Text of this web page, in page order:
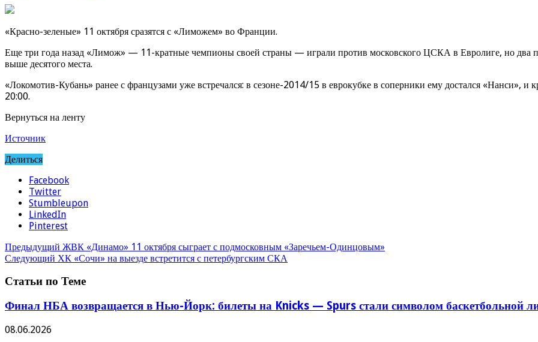
«Красно-зеленые» 11 октября сразятся с «Лиможем» во Франции.
Еще три года назад «Лимож» — 11-кратные чемпионы своей страны — играли против московского ЦСКА в Евролиге, но два
выше десятого места.
«Локомотив-Кубань» ранее с французами уже встречался: в сезоне-2014/15 в еврокубке в соперники ему достался «Нанси»,
20:00.
Вернуться на ленту
Источник
Делиться
Facebook
Twitter
Stumbleupon
LinkedIn
Pinterest
Предыдущий ЖВК «Динамо» 11 октября сыграет с подмосковным «Заречьем-Одинцовым»
Следующий ХК «Сочи» на выезде встретится с петербургским СКА
Статьи по Теме
Финал НБА возвращается в Нью-Йорк: билеты на Knicks — Spurs стали символом баскетбольной
08.06.2026